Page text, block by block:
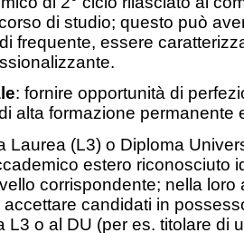
di studio; questo può
frequente, essere
: fornire opportunità di
alta formazione permanente
Laurea (L3) o Diploma
estero riconosciuto
corrispondente; nella loro
candidati in
L3 o al DU (per es. titolare di